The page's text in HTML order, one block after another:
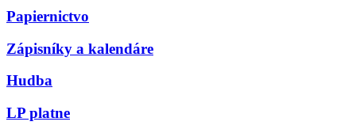
Papiernictvo
Zápisníky a kalendáre
Hudba
LP platne